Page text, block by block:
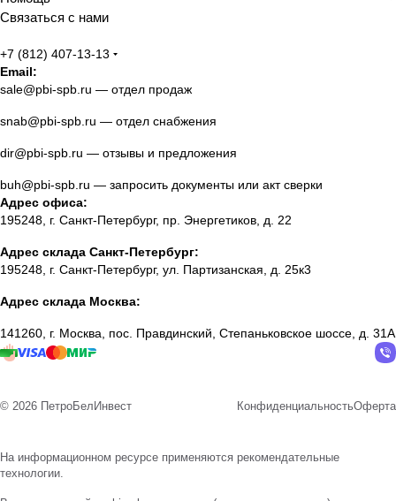
Связаться с нами
+7 (812) 407-13-13
Email:
sale@pbi-spb.ru — отдел продаж
snab@pbi-spb.ru — отдел снабжения
dir@pbi-spb.ru — отзывы и предложения
buh@pbi-spb.ru — запросить документы или акт сверки
Адрес офиса:
195248, г. Санкт-Петербург, пр. Энергетиков, д. 22
Адрес склада Санкт-Петербург:
195248, г. Санкт-Петербург, ул. Партизанская, д. 25к3
Адрес склада Москва:
141260, г. Москва, пос. Правдинский, Степаньковское шоссе, д. 31А
© 2026 ПетроБелИнвест КонфиденциальностьОферта
На информационном ресурсе применяются рекомендательные
технологии.